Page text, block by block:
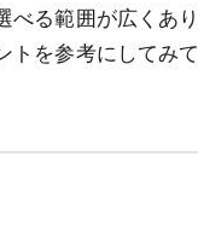
る範囲が広くあり
を参考にしてみて